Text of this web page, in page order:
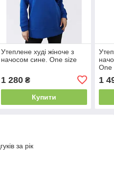
Утеплене худі жіноче з
начосом сине. One size
1 280₴
Купити
One
1
за рік